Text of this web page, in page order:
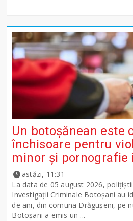
Un botoșănean este
închisoare pentru
minor și pornografie
astăzi, 11:31
La data de 05 august 2026,
Investigații Criminale Botoșani au
de ani, din comuna Drăgușeni, pe
Botoșani a emis un ...